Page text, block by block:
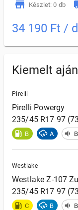
Készlet: 0 db
34 190 Ft /
Kiemelt
Pirelli
Pirelli Powergy
235/45 R17 97
B A
Westlake
Westlake Z-107
235/45 R17 97
C B